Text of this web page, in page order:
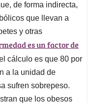
de forma indirecta,
que llevan a
y otras
es un factor de
cálculo es que 80 por
a la unidad de
sufren sobrepeso.
que los obesos